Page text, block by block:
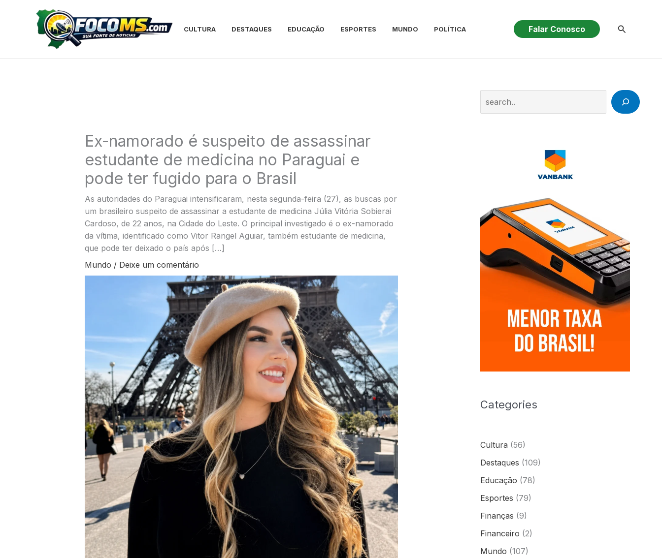
CULTURA DESTAQUES EDUCAÇÃO ESPORTES MUNDO POLÍTICA Falar Conosco Pesquisar
Ex-namorado é suspeito de assassinar
estudante de medicina no Paraguai e
pode ter fugido para o Brasil
As autoridades do Paraguai intensificaram, nesta segunda-feira (27), as buscas por
um brasileiro suspeito de assassinar a estudante de medicina Júlia Vitória Sobierai
Cardoso, de 22 anos, na Cidade do Leste. O principal investigado é o ex-namorado
da vítima, identificado como Vitor Rangel Aguiar, também estudante de medicina,
que pode ter deixado o país após […]
Mundo / Deixe um comentário
Categories
Cultura (56)
Destaques (109)
Educação (78)
Esportes (79)
Finanças (9)
Financeiro (2)
Mundo (107)